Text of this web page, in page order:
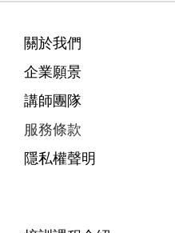
關於我們
企業願景
講師團隊
服務條款
隱私權聲明